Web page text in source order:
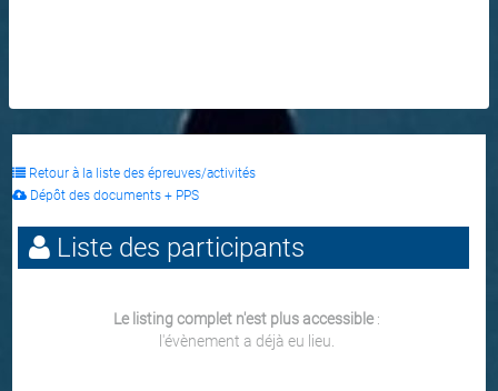
Retour à la liste des épreuves/activités
Dépôt des documents + PPS
Liste des participants
Le listing complet n'est plus accessible:
l'évènement a déjà eu lieu.